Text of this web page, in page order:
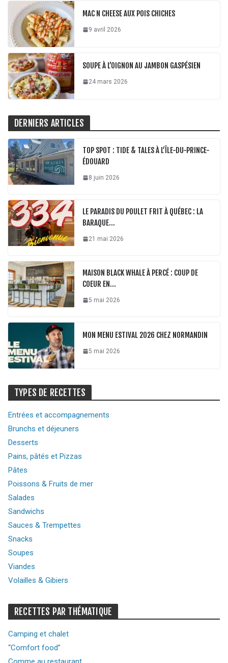
MAC N CHEESE AUX POIS CHICHES
9 avril 2026
SOUPE À L’OIGNON AU JAMBON GASPÉSIEN
24 mars 2026
DERNIERS ARTICLES
TOP SPOT : TIDE & TALES À L’ÎLE-DU-PRINCE-
ÉDOUARD
8 juin 2026
LE PARADIS DU POULET FRIT À QUÉBEC : LA
BARAQUE…
21 mai 2026
MAISON BLACK WHALE À PERCÉ : COUP DE
COEUR EN…
5 mai 2026
MON MENU ESTIVAL 2026 CHEZ NORMANDIN
5 mai 2026
TYPES DE RECETTES
Entrées et accompagnements
Brunchs et déjeuners
Desserts
Pains, pâtés et Pizzas
Pâtes
Poissons & Fruits de mer
Salades
Sandwichs
Sauces & Trempettes
Snacks
Soupes
Viandes
Volailles & Gibiers
RECETTES PAR THÉMATIQUE
Camping et chalet
“Comfort food”